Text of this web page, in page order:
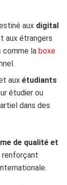
aux digital
aux étrangers
comme laboxe
auxétudiants
étudier ou
dans des
de qualité et
renforçant